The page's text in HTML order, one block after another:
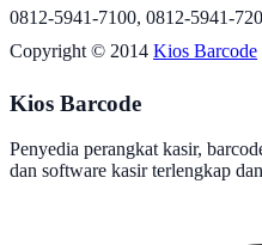
0812-5941-7100, 0812-5941-
Copyright © 2014 Kios Barcode
Kios Barcode
Penyedia perangkat kasir,
dan software kasir terlengkap